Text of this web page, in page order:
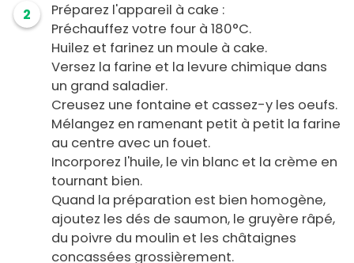
2
Préparez l'appareil à cake :
Préchauffez votre four à 180°C.
Huilez et farinez un moule à cake.
Versez la farine et la levure chimique dans
un grand saladier.
Creusez une fontaine et cassez-y les oeufs.
Mélangez en ramenant petit à petit la farine
au centre avec un fouet.
Incorporez l'huile, le vin blanc et la crème en
tournant bien.
Quand la préparation est bien homogène,
ajoutez les dés de saumon, le gruyère râpé,
du poivre du moulin et les châtaignes
concassées grossièrement.